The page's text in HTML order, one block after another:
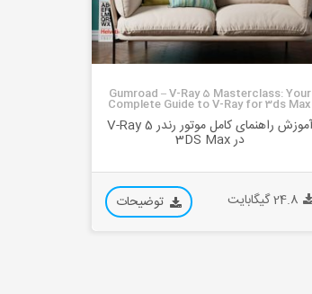
Gumroad – V-Ray 5 Masterclass: Your
Complete Guide to V-Ray for 3ds Max
آموزش راهنمای کامل موتور رندر V-Ray 5
در 3DS Max
24.8 گیگابایت توضیحات